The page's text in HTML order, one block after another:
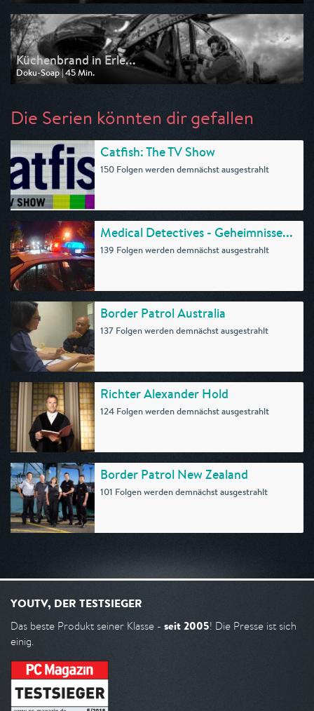
Ausgestrahlt von WDR
am 01.05.2026, 21:00
Küchenbrand in Erle...
Doku-Soap | 45 Min.
Ausgestrahlt von WDR
Die Serien könnten dir gefallen
Catfish: The TV Show
150 Folgen werden demnächst ausgestrahlt
Medical Detectives - Geheimnisse...
139 Folgen werden demnächst ausgestrahlt
Border Patrol Australia
137 Folgen werden demnächst ausgestrahlt
Richter Alexander Hold
124 Folgen werden demnächst ausgestrahlt
Border Patrol New Zealand
101 Folgen werden demnächst ausgestrahlt
YOUTV, DER TESTSIEGER
Das beste Produkt seiner Klasse - seit 2005! Die Presse ist sich
einig.